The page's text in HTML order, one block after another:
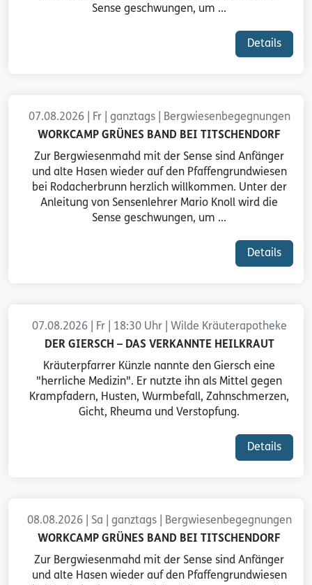
Sense geschwungen, um ...
Details
07.08.2026 | Fr | ganztags | Bergwiesenbegegnungen
WORKCAMP GRÜNES BAND BEI TITSCHENDORF
Zur Bergwiesenmahd mit der Sense sind Anfänger
und alte Hasen wieder auf den Pfaffengrundwiesen
bei Rodacherbrunn herzlich willkommen. Unter der
Anleitung von Sensenlehrer Mario Knoll wird die
Sense geschwungen, um ...
Details
07.08.2026 | Fr | 18:30 Uhr | Wilde Kräuterapotheke
DER GIERSCH – DAS VERKANNTE HEILKRAUT
Kräuterpfarrer Künzle nannte den Giersch eine
"herrliche Medizin". Er nutzte ihn als Mittel gegen
Krampfadern, Husten, Wurmbefall, Zahnschmerzen,
Gicht, Rheuma und Verstopfung.
Details
08.08.2026 | Sa | ganztags | Bergwiesenbegegnungen
WORKCAMP GRÜNES BAND BEI TITSCHENDORF
Zur Bergwiesenmahd mit der Sense sind Anfänger
und alte Hasen wieder auf den Pfaffengrundwiesen